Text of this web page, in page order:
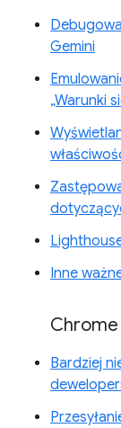
Gemini
„Warunki
Inne
Chrome
Bardziej